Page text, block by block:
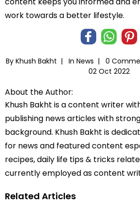
work towards a better lifestyle.
By Khush Bakht | In News | 0
02 Oct 2022
About the Author:
Khush Bakht is a content writer
publishing news articles with
background. Khush Bakht is
for news and featured content
recipes, daily life tips & tricks
currently employed as content
Related Articles